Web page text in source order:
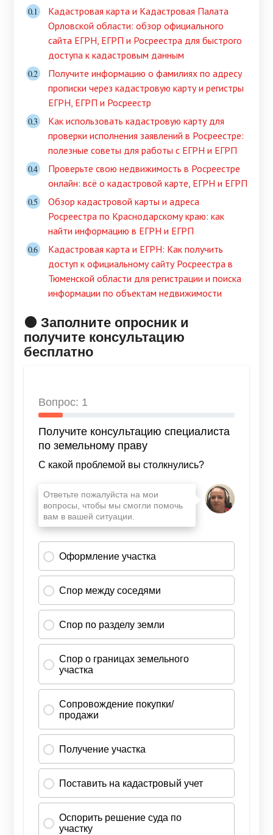
Кадастровая карта и Кадастровая Палата
Орловской области: обзор официального
сайта ЕГРН, ЕГРП и Росреестра для быстрого
доступа к кадастровым данным
Получите информацию о фамилиях по адресу
прописки через кадастровую карту и регистры
ЕГРН, ЕГРП и Росреестр
Как использовать кадастровую карту для
проверки исполнения заявлений в Росреестре:
полезные советы для работы с ЕГРН и ЕГРП
Проверьте свою недвижимость в Росреестре
онлайн: всё о кадастровой карте, ЕГРН и ЕГРП
Обзор кадастровой карты и адреса
Росреестра по Краснодарскому краю: как
найти информацию в ЕГРН и ЕГРП
Кадастровая карта и ЕГРН: Как получить
доступ к официальному сайту Росреестра в
Тюменской области для регистрации и поиска
информации по объектам недвижимости
🟠 Заполните опросник и
получите консультацию
бесплатно